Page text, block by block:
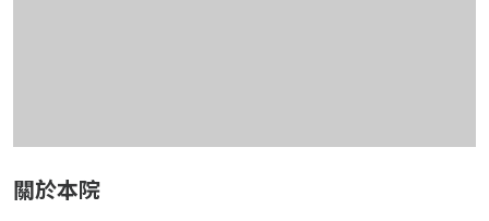
關於本院